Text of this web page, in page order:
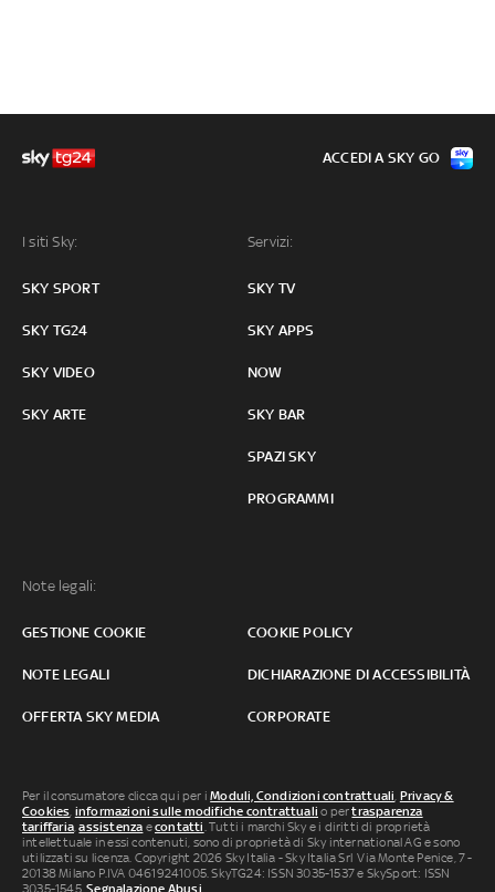
I siti Sky:
SKY SPORT
SKY TG24
SKY VIDEO
SKY ARTE
Servizi:
SKY TV
SKY APPS
NOW
SKY BAR
SPAZI SKY
PROGRAMMI
Note legali:
GESTIONE COOKIE COOKIE POLICY
NOTE LEGALI DICHIARAZIONE DI ACCESSIBILITÀ
OFFERTA SKY MEDIA CORPORATE
ACCEDI A SKY GO
Per il consumatore clicca qui per iModuli, Condizioni contrattuali Privacy &
Cookies informazioni sulle modifiche contrattuali o pertrasparenza
tariffaria ,assistenza econtatti . Tutti i marchi Sky e i diritti di proprietà
intellettuale in essi contenuti, sono di proprietà di Sky international AG e sono
utilizzati su licenza. Copyright 2026 Sky Italia - Sky Italia Srl Via Monte Penice, 7 -
20138 Milano P.IVA 04619241005. SkyTG24: ISSN 3035-1537 e SkySport: ISSN
3035-1545.Segnalazione Abusi